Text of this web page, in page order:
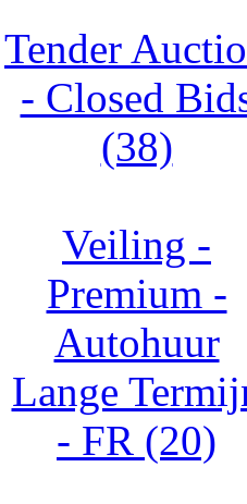
Tender
- Closed
(38)
Veiling -
Premium -
Autohuur
Lange
- FR (20)